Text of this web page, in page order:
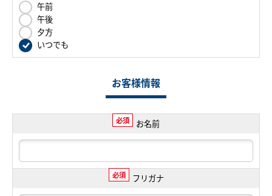
午前
午後
夕方
いつでも
お客様情報
必須 お名前
必須 フリガナ